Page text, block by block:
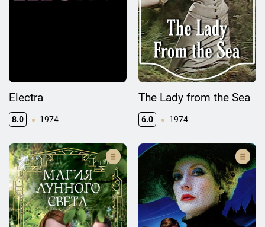
Electra
8.0 1974
The Lady from the Sea
6.0 1974